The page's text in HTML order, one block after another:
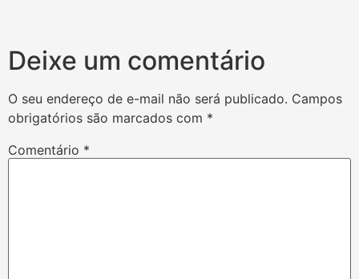
Deixe um comentário
O seu endereço de e-mail não será publicado. Campos
obrigatórios são marcados com *
Comentário *